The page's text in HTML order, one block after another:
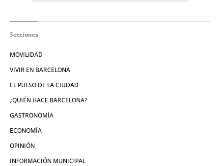
Secciones
MOVILIDAD
VIVIR EN BARCELONA
EL PULSO DE LA CIUDAD
¿QUIÉN HACE BARCELONA?
GASTRONOMÍA
ECONOMÍA
OPINIÓN
INFORMACIÓN MUNICIPAL